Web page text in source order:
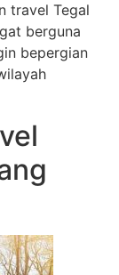
travel Tegal
berguna
bepergian